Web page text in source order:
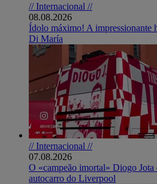
// Internacional //
08.08.2026
Ídolo máximo! A impressionante
Di María
// Internacional //
07.08.2026
O «campeão imortal» Diogo Jota
autocarro do Liverpool